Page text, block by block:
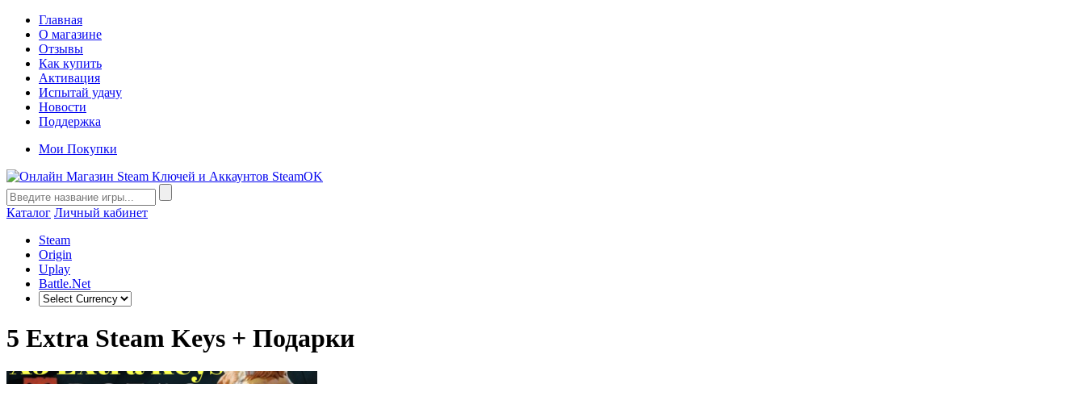
Главная
О магазине
Отзывы
Как купить
Активация
Испытай удачу
Новости
Поддержка
Мои Покупки
Каталог Личный кабинет
Steam
Origin
Uplay
Battle.Net
5 Extra Steam Keys + Подарки